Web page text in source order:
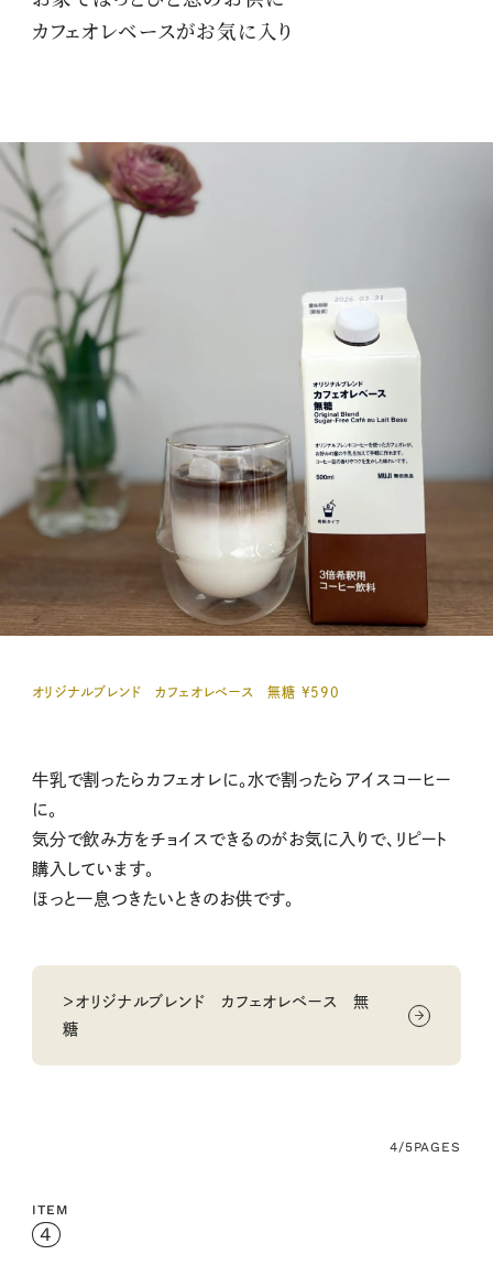
カフェオレベースがお気に入り
オリジナルブレンド カフェオレベース 無糖 ¥590
牛乳で割ったらカフェオレに。水で割ったらアイスコーヒー
に。
気分で飲み方をチョイスできるのがお気に入りで、リピート
購入しています。
ほっと一息つきたいときのお供です。
＞オリジナルブレンド カフェオレベース 無
糖
4/5PAGES
ITEM
4